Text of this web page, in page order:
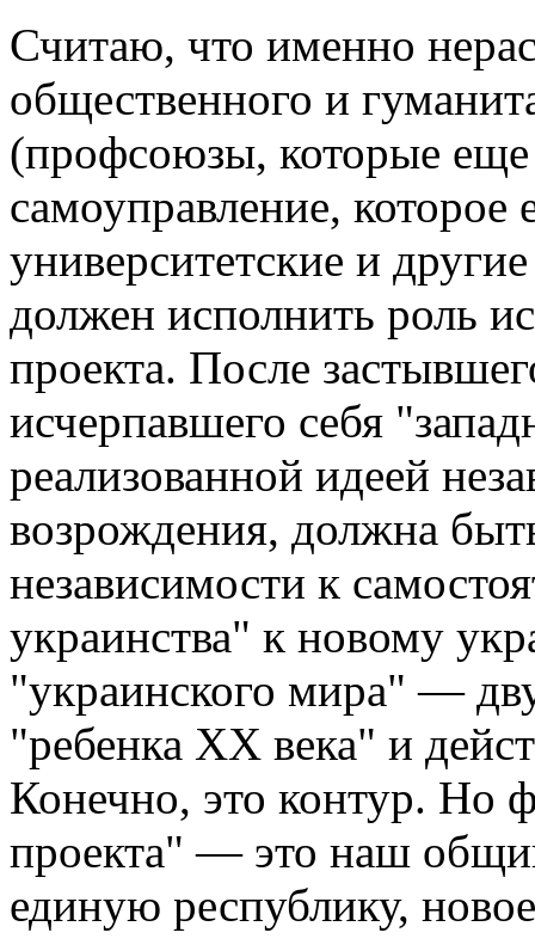
Считаю, что именно
общественного и
(профсоюзы, которые еще
самоуправление, которое
университетские и
должен исполнить роль
проекта. После
исчерпавшего себя
реализованной идеей
возрождения, должна
независимости к
украинства" к новому
"украинского мира" —
"ребенка ХХ века" и
Конечно, это контур. Но
проекта" — это наш
единую республику,